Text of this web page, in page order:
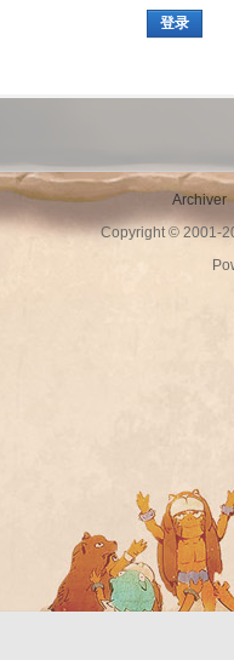
登录
Archiver
Copyright © 2001-